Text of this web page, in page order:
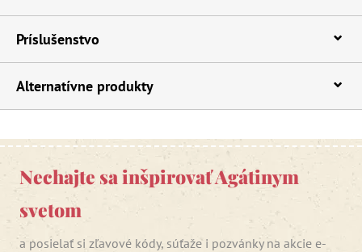
Príslušenstvo
Alternatívne produkty
Nechajte sa inšpirovať Agátinym
svetom
a posielať si zľavové kódy, súťaže i pozvánky na akcie e-